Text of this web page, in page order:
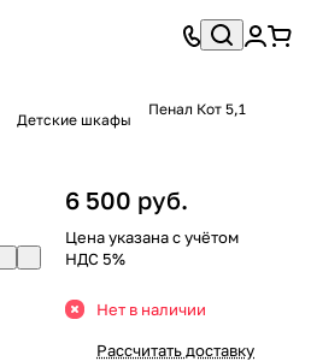
Детские шкафы
Пенал Кот 5,1
6 500 руб.
Цена указана с учётом
НДС 5%
Нет в наличии
Рассчитать доставку